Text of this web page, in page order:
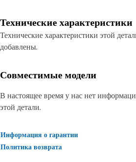
Технические характеристики
Технические характеристики этой
добавлены.
Совместимые модели
В настоящее время у нас нет
этой детали.
Информация о гарантии
Политика возврата